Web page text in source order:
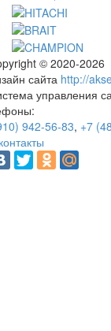
© 2020-2026
сайта http://
управления
942-56-83, +7